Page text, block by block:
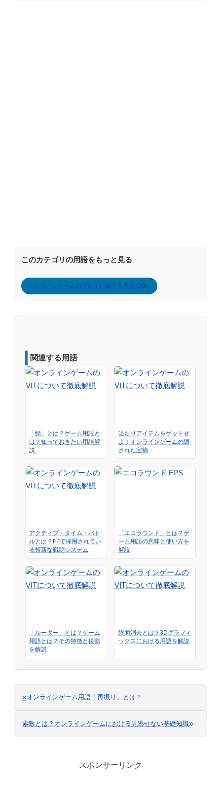
このカテゴリの用語をもっと見る
オンラインゲームのプレイに関する用語 (290)
関連する用語
「鯖」とは？ゲーム用語と
は？知っておきたい用語解
説
当たりアイテムをゲットせ
よ！オンラインゲームの隠
された宝物
アクティブ・タイム・バト
ルとは？FFで採用されてい
る斬新な戦闘システム
「エコラウンド」とは？ゲ
ーム用語の意味と使い方を
解説
「ルーター」とは？ゲーム
用語とは？その特徴と役割
を解説
陰面消去とは？3Dグラフィ
ックスにおける用語を解説
«オンラインゲーム用語「再振り」とは？
索敵とは？オンラインゲームにおける見逃せない基礎知識»
スポンサーリンク